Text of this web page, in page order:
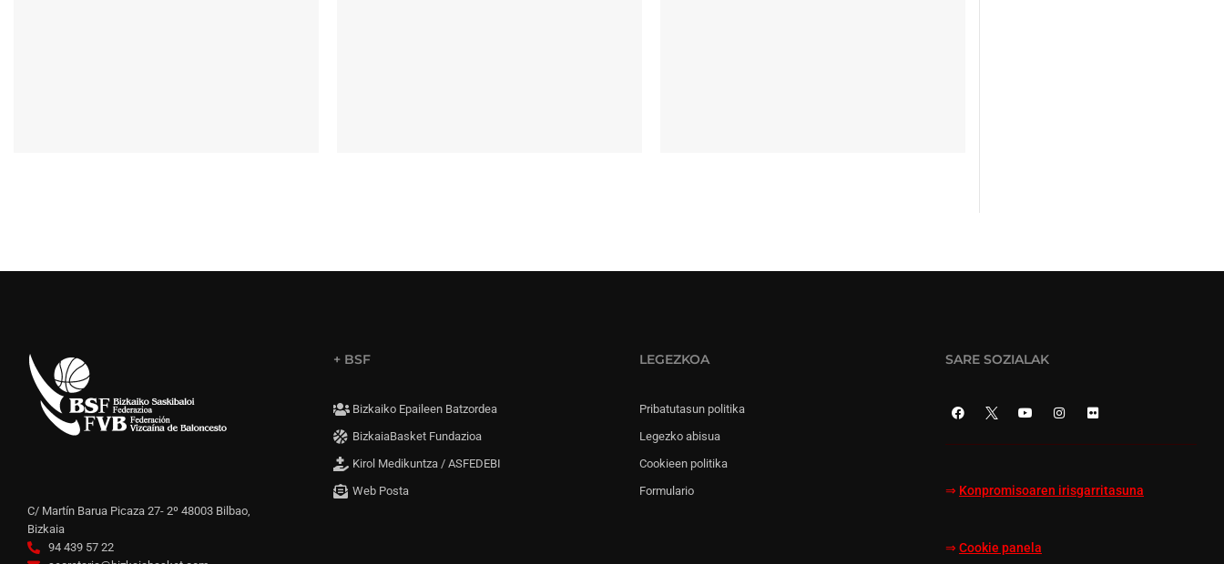
C/ Martín Barua Picaza 27- 2º 48003 Bilbao,
Bizkaia
94 439 57 22
+ BSF
Bizkaiko Epaileen Batzordea
BizkaiaBasket Fundazioa
Kirol Medikuntza / ASFEDEBI
Web Posta
LEGEZKOA
Pribatutasun politika
Legezko abisua
Cookieen politika
Formulario
SARE SOZIALAK
⇒ Konpromisoaren irisgarritasuna
⇒ Cookie panela